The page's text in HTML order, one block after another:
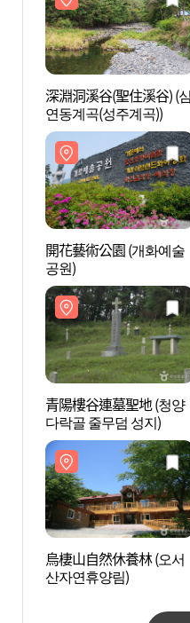
深淵洞溪谷(聖住溪谷) (심
연동계곡(성주계곡))
開花藝術公園 (개화예술
공원)
青陽樓谷連墓聖地 (청양
다락골 줄무덤 성지)
烏棲山自然休養林 (오서
산자연휴양림)